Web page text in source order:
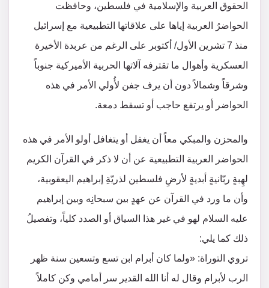
الحقوق العربية والإسلامية في فلسطين، وحافظت
الحواضرُ العربية إياها على علاقاتها التطبيعية مع إسرائيل
منذ 7 تشرين الأول/ أكتوبر على الرغم من عربدة الأخيرة
العسكرية وأهوال ما تقترفه آلاتها الحربية الأميركية جنوباً
وشرقاً وشمالاً دون أن يرف جفن لأُولي الأمر في هذه
الحواضر أو يرتفع حاجب أو تسقط دمعة.
والمحزن والمبكي معاً أن يغفل أو يتغافل أولو الأمر في هذه
الحواضر العربية التطبيعية عن أن لا ذكر في القرآن الكريم
لهِبةٍ ربّانيةٍ أبديةٍ لأرضِ فلسطين لذريّةِ إبراهيم اليعقوبية،
وأن ما ورد في القرآن عن عهدٍ بين سبحانِه وبين إبراهيم
عليه السلام لهو في غير هذا السياق أو الصدد كلياً، وتفصيلُ
ذلك كما يلي:
تروي التوراة: «ولما كان أبرام ابن تسع وتسعين سنة ظهر
الرب لأبرام وقال له أنا الله القدير سر أمامي وكن كاملاً